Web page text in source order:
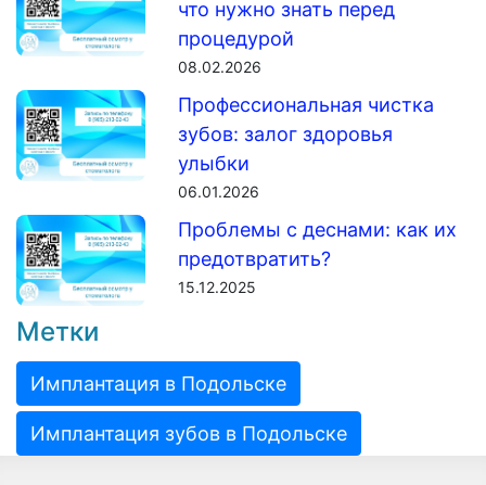
что нужно знать перед
процедурой
08.02.2026
Профессиональная чистка
зубов: залог здоровья
улыбки
06.01.2026
Проблемы с деснами: как их
предотвратить?
15.12.2025
Метки
Имплантация в Подольске
Имплантация зубов в Подольске